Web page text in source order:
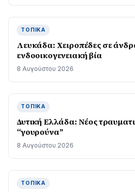
ΤΟΠΙΚΆ
Λευκάδα: Χειροπέδες σε
ενδοοικογενειακή βία
8 Αυγούστου 2026
ΤΟΠΙΚΆ
Δυτική Ελλάδα: Νέος
“γουρούνα”
8 Αυγούστου 2026
ΤΟΠΙΚΆ